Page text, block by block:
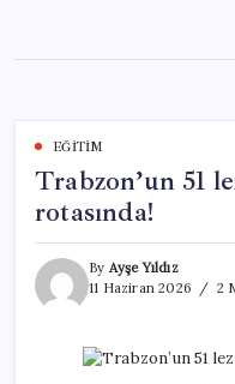
content
EĞITIM
Trabzon’un 51
rotasında!
By Ayşe Yıldız
11 Haziran 2026
2